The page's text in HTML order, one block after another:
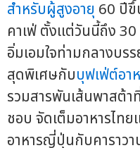
สำหรับผู้สูงอายุ 60 ปี
คาเฟ่ ตั้งแต่วันนี้ถึง
อิ่มเอมใจท่ามกลางบร
สุดพิเศษกับบุฟเฟ่ต์อา
รวมสารพันเส้นพาสต้า
ชอบ จัดเต็มอาหารไท
อาหารญี่ปุ่นกับคาราว